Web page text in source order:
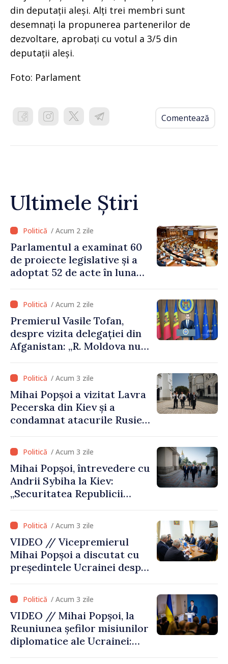
din deputații aleși. Alți trei membri sunt
desemnați la propunerea partenerilor de
dezvoltare, aprobați cu votul a 3/5 din
deputații aleși.
Foto: Parlament
Comentează
Ultimele Știri
/ Acum 2 zile
Parlamentul a examinat 60
de proiecte legislative și a
adoptat 52 de acte în luna
/ Acum 2 zile
Premierul Vasile Tofan,
despre vizita delegației din
Afganistan: „R. Moldova nu
talibană. Aprobarea acestei
vizite a fost o eroare de
evaluare și de coordonare
instituțională”
/ Acum 3 zile
Mihai Popșoi a vizitat Lavra
Pecerska din Kiev și a
condamnat atacurile Rusiei
cultural al Ucrainei
/ Acum 3 zile
Mihai Popșoi, întrevedere cu
Andrii Sybiha la Kiev:
„Securitatea Republicii
de securitatea Ucrainei”
/ Acum 3 zile
VIDEO // Vicepremierul
Mihai Popșoi a discutat cu
președintele Ucrainei despre
hidrologice din bazinul
râului Nistru și proiecte
comune în infrastructură și
energie
/ Acum 3 zile
VIDEO // Mihai Popșoi, la
Reuniunea șefilor misiunilor
diplomatice ale Ucrainei: